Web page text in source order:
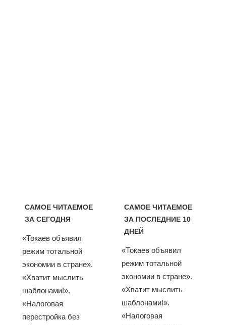
САМОЕ ЧИТАЕМОЕ
ЗА СЕГОДНЯ
«Токаев объявил
режим тотальной
экономии в стране».
«Хватит мыслить
шаблонами!».
«Налоговая
перестройка без
САМОЕ ЧИТАЕМОЕ
ЗА ПОСЛЕДНИЕ 10
ДНЕЙ
«Токаев объявил
режим тотальной
экономии в стране».
«Хватит мыслить
шаблонами!».
«Налоговая